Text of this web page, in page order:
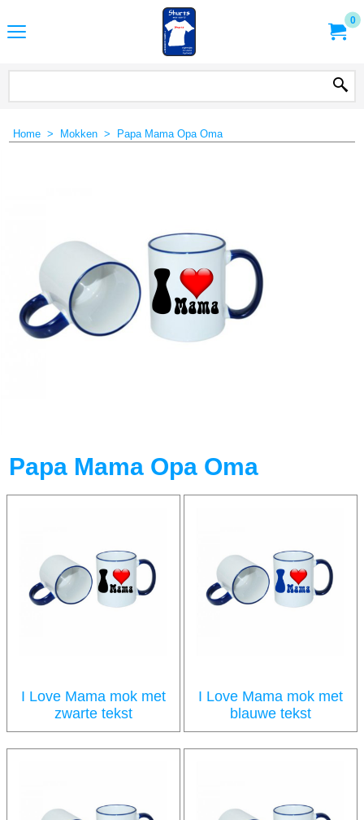
0
Home > Mokken > Papa Mama Opa Oma
Papa Mama Opa Oma
I Love Mama mok met
zwarte tekst
6.25 incl BTW
I Love Mama mok met
blauwe tekst
6.25 incl BTW